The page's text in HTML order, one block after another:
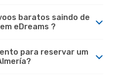
baratos saindo de
eDreams ?
para reservar um